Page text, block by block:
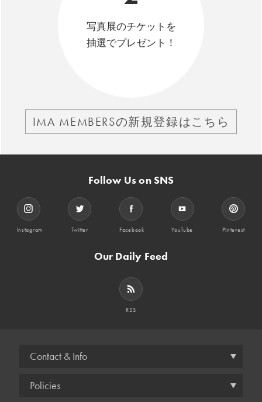
写真展のチケットを
抽選でプレゼント！
IMA MEMBERSの新規登録はこちら
Follow Us on SNS
Instagram Twitter Facebook YouTube Pinterest
Our Daily Feed
RSS
Contact & Info
Policies